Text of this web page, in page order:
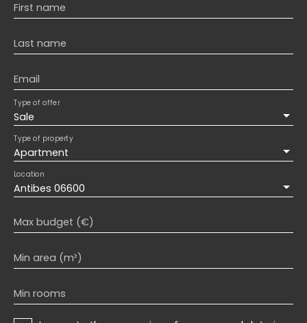
First name
Last name
Email
Sale
Type of offer
Apartment
Type of property
Antibes 06600
Location
Max budget (€)
Min area (m²)
Min rooms